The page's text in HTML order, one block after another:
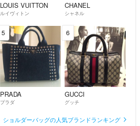
LOUIS VUITTON
ルイヴィトン
CHANEL
シャネル
5
PRADA
プラダ
6
GUCCI
グッチ
ショルダーバッグの人気ブランドランキング